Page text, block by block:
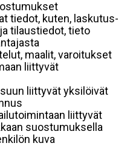
tiedot, kuten, laskutus-
tilaustiedot, tieto
maalit, varoitukset
liittyvät
liittyvät yksilöivät
liittyvät
suostumuksella
kuva